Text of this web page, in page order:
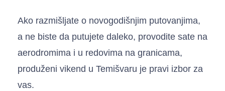
Ako razmišljate o novogodišnjim putovanjima,
a ne biste da putujete daleko, provodite sate na
aerodromima i u redovima na granicama,
produženi vikend u Temišvaru je pravi izbor za
vas.